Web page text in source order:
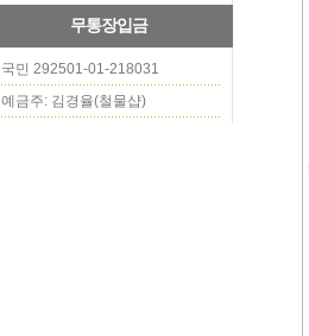
무통장입금
국민 292501-01-218031
예금주: 김경율(철물샵)